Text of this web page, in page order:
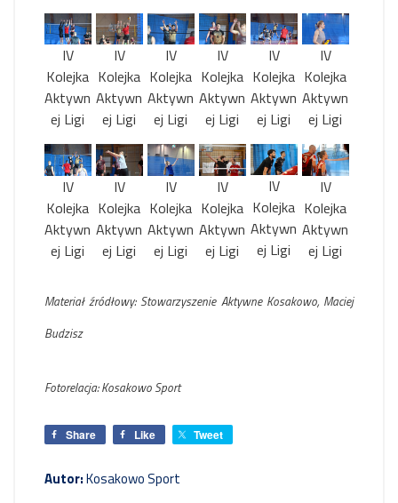
IV
Kolejka
Aktywn
ej Ligi
IV
Kolejka
Aktywn
ej Ligi
IV
Kolejka
Aktywn
ej Ligi
IV
Kolejka
Aktywn
ej Ligi
IV
Kolejka
Aktywn
ej Ligi
IV
Kolejka
Aktywn
ej Ligi
IV
Kolejka
Aktywn
ej Ligi
IV
Kolejka
Aktywn
ej Ligi
IV
Kolejka
Aktywn
ej Ligi
IV
Kolejka
Aktywn
ej Ligi
IV
Kolejka
Aktywn
ej Ligi
IV
Kolejka
Aktywn
ej Ligi
Materiał źródłowy: Stowarzyszenie Aktywne Kosakowo, Maciej
Budzisz
Fotorelacja: Kosakowo Sport
Share Like Tweet
Autor:Kosakowo Sport